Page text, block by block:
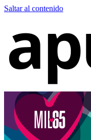
Saltar al contenido